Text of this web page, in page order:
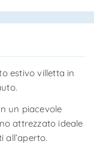
estivo villetta in
un piacevole
attrezzato ideale
all’aperto.